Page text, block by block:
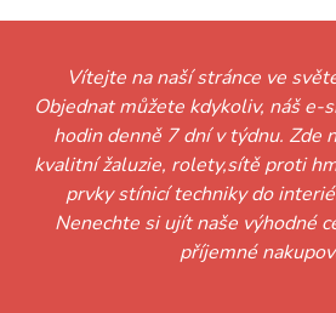
Vítejte na naší stránce ve
Objednat můžete kdykoliv, náš e-
hodin denně 7 dní v týdnu. Zde
kvalitní žaluzie, rolety,sítě proti
prvky stínicí techniky do
Nenechte si ujít naše výhodné
příjemné